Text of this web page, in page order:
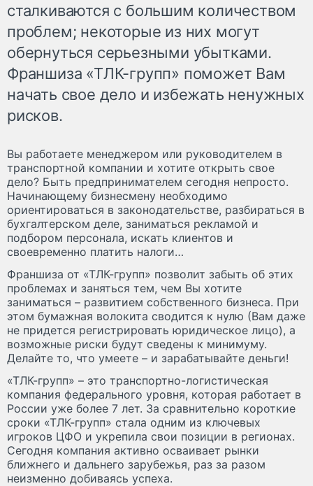
сталкиваются с большим количеством
проблем; некоторые из них могут
обернуться серьезными убытками.
Франшиза «ТЛК-групп» поможет Вам
начать свое дело и избежать ненужных
рисков.
Вы работаете менеджером или руководителем в
транспортной компании и хотите открыть свое
дело? Быть предпринимателем сегодня непросто.
Начинающему бизнесмену необходимо
ориентироваться в законодательстве, разбираться в
бухгалтерском деле, заниматься рекламой и
подбором персонала, искать клиентов и
своевременно платить налоги…
Франшиза от «ТЛК-групп» позволит забыть об этих
проблемах и заняться тем, чем Вы хотите
заниматься – развитием собственного бизнеса. При
этом бумажная волокита сводится к нулю (Вам даже
не придется регистрировать юридическое лицо), а
возможные риски будут сведены к минимуму.
Делайте то, что умеете – и зарабатывайте деньги!
«ТЛК-групп» – это транспортно-логистическая
компания федерального уровня, которая работает в
России уже более 7 лет. За сравнительно короткие
сроки «ТЛК-групп» стала одним из ключевых
игроков ЦФО и укрепила свои позиции в регионах.
Сегодня компания активно осваивает рынки
ближнего и дальнего зарубежья, раз за разом
неизменно добиваясь успеха.